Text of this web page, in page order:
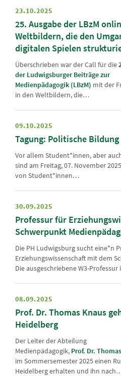
23.10.2025
25. Ausgabe der LBzM
Weltbildern, die den
digitalen Spielen
Überschrieben war der Call für die
der Ludwigsburger Beiträge zur
Medienpädagogik (LBzM) mit der
in den Weltbildern, die…
09.10.2025
Tagung: Politische
Vor allem Student*innen, aber
sind am Freitag, 07. November
von Student*innen…
30.09.2025
Professur für
Schwerpunkt
Die PH Ludwigsburg sucht eine*n
Erziehungswissenschaft mit dem
Die ausgeschriebene W3-
08.09.2025
Prof. Dr. Thomas Knaus
Heidelberg
Der Leiter der Abteilung
Medienpädagogik, Prof. Dr.
im Sommersemester 2025 einen
Heidelberg erhalten und ihn